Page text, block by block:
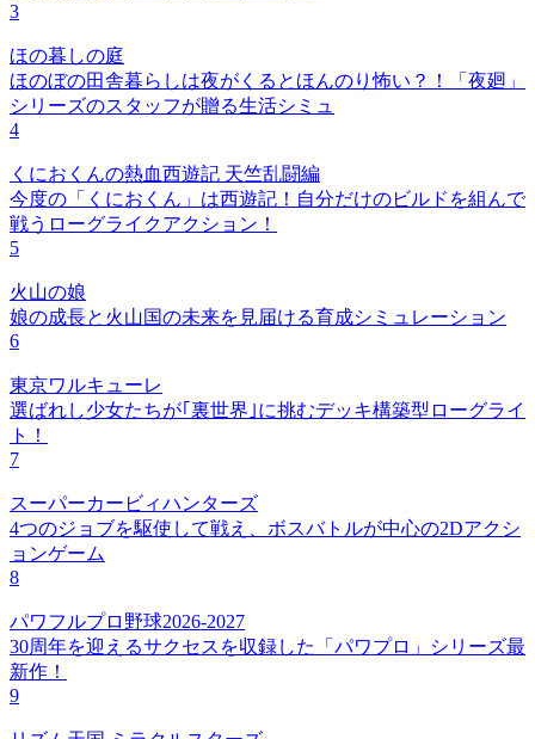
3
ほの暮しの庭
ほのぼの田舎暮らしは夜がくるとほんのり怖い？！「夜廻」
シリーズのスタッフが贈る生活シミュ
4
くにおくんの熱血西遊記 天竺乱闘編
今度の「くにおくん」は西遊記！自分だけのビルドを組んで
戦うローグライクアクション！
5
火山の娘
娘の成長と火山国の未来を見届ける育成シミュレーション
6
東京ワルキューレ
選ばれし少女たちが｢裏世界｣に挑むデッキ構築型ローグライ
ト！
7
スーパーカービィハンターズ
4つのジョブを駆使して戦え、ボスバトルが中心の2Dアクシ
ョンゲーム
8
パワフルプロ野球2026-2027
30周年を迎えるサクセスを収録した「パワプロ」シリーズ最
新作！
9